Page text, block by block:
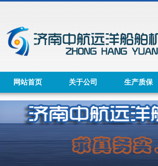
网站首页 关于公司 生产质保